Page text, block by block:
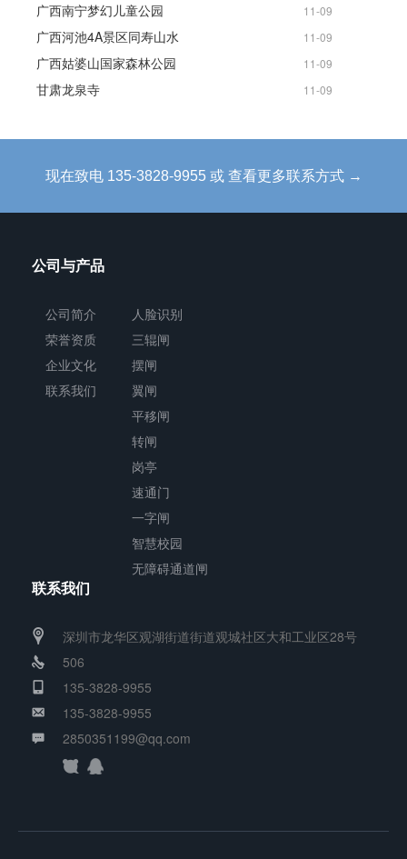
广西南宁梦幻儿童公园 11-09
广西河池4A景区同寿山水 11-09
广西姑婆山国家森林公园 11-09
甘肃龙泉寺 11-09
现在致电 135-3828-9955 或 查看更多联系方式 →
公司与产品
公司简介
荣誉资质
企业文化
联系我们
人脸识别
三辊闸
摆闸
翼闸
平移闸
转闸
岗亭
速通门
一字闸
智慧校园
无障碍通道闸
联系我们
深圳市龙华区观湖街道街道观城社区大和工业区28号
506
135-3828-9955
135-3828-9955
2850351199@qq.com